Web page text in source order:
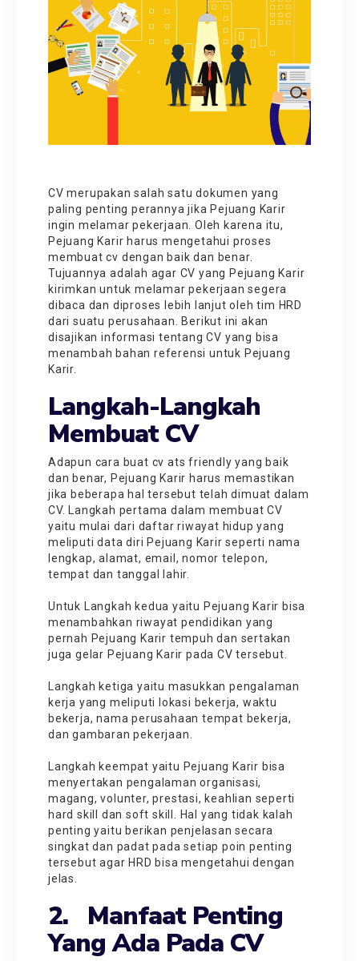
CV merupakan salah satu dokumen yang
paling penting perannya jika Pejuang Karir
ingin melamar pekerjaan. Oleh karena itu,
Pejuang Karir harus mengetahui proses
membuat cv dengan baik dan benar.
Tujuannya adalah agar CV yang Pejuang Karir
kirimkan untuk melamar pekerjaan segera
dibaca dan diproses lebih lanjut oleh tim HRD
dari suatu perusahaan. Berikut ini akan
disajikan informasi tentang CV yang bisa
menambah bahan referensi untuk Pejuang
Karir.
Langkah-Langkah
Membuat CV
Adapun cara buat cv ats friendly yang baik
dan benar, Pejuang Karir harus memastikan
jika beberapa hal tersebut telah dimuat dalam
CV. Langkah pertama dalam membuat CV
yaitu mulai dari daftar riwayat hidup yang
meliputi data diri Pejuang Karir seperti nama
lengkap, alamat, email, nomor telepon,
tempat dan tanggal lahir.
Untuk Langkah kedua yaitu Pejuang Karir bisa
menambahkan riwayat pendidikan yang
pernah Pejuang Karir tempuh dan sertakan
juga gelar Pejuang Karir pada CV tersebut.
Langkah ketiga yaitu masukkan pengalaman
kerja yang meliputi lokasi bekerja, waktu
bekerja, nama perusahaan tempat bekerja,
dan gambaran pekerjaan.
Langkah keempat yaitu Pejuang Karir bisa
menyertakan pengalaman organisasi,
magang, volunter, prestasi, keahlian seperti
hard skill dan soft skill. Hal yang tidak kalah
penting yaitu berikan penjelasan secara
singkat dan padat pada setiap poin penting
tersebut agar HRD bisa mengetahui dengan
jelas.
2. Manfaat Penting
Yang Ada Pada CV